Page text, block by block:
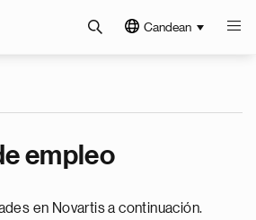
Candean
empleo
en Novartis a continuación.